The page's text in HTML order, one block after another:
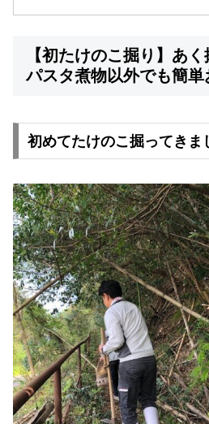
【初たけのこ掘り】あ
パスタ煮物以外でも簡
初めてたけのこ掘ってきま